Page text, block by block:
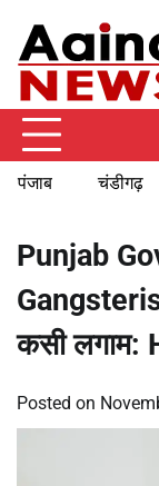
content
पंजाब चंडीगढ़
Punjab
कसी लगाम:
Posted on